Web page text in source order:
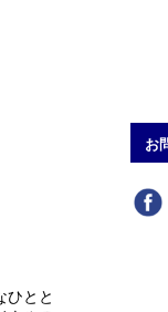
ひとと
お